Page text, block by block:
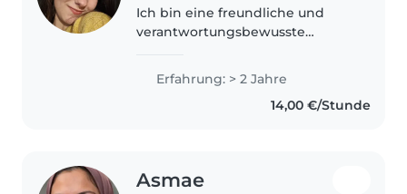
Ich bin eine freundliche und
verantwortungsbewusste
Erfahrung in der Betreuung von
Kleinkindern und
Vorschulkindern. Ich bin
Erfahrung: > 2 Jahre
14,00 €/Stunde
Asmae